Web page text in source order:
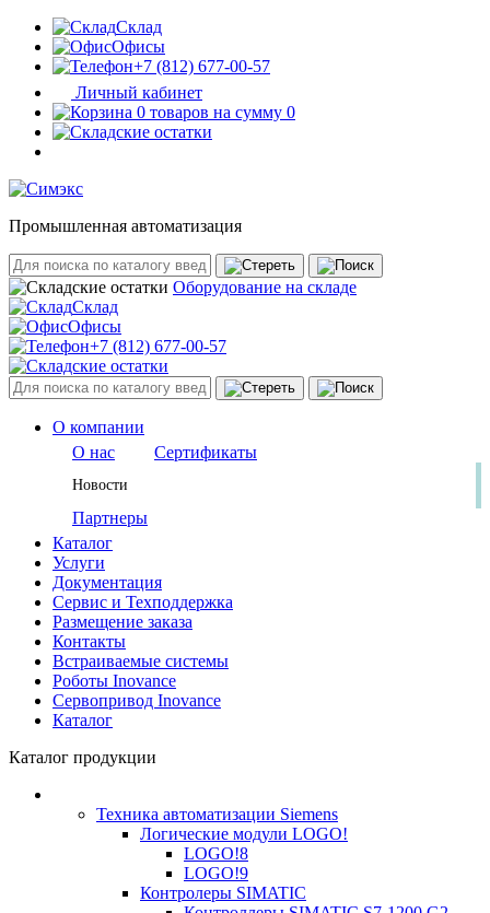
Склад
Офисы
+7 (812) 677-00-57
Личный кабинет
0 товаров на сумму 0
Промышленная автоматизация
Оборудование на складе
Склад
Офисы
+7 (812) 677-00-57
О компании
О нас
Сертификаты
Новости
Партнеры
Каталог
Услуги
Документация
Сервис и Техподдержка
Размещение заказа
Контакты
Встраиваемые системы
Роботы Inovance
Сервопривод Inovance
Каталог
Каталог продукции
Техника автоматизации Siemens
Логические модули LOGO!
LOGO!8
LOGO!9
Контролеры SIMATIC